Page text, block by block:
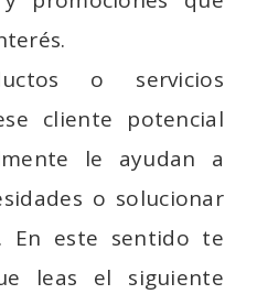
o servicios
cliente potencial
le ayudan a
o solucionar
En este sentido te
leas el siguiente